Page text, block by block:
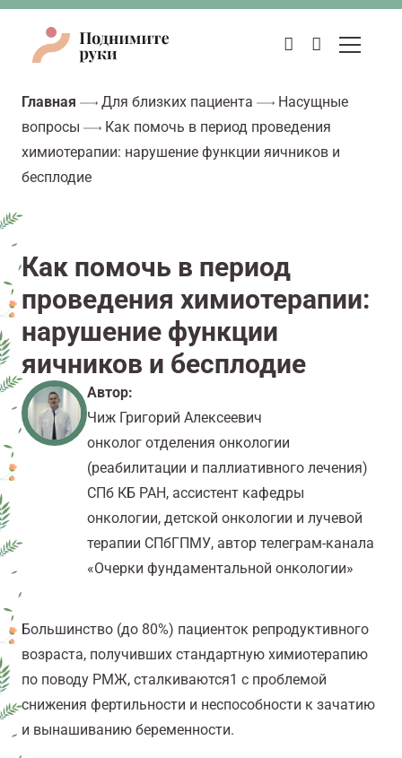
Главная Для близких пациента
Насущные
вопросы
Как помочь в период проведения
химиотерапии: нарушение функции яичников и
бесплодие
Как помочь в период
проведения химиотерапии:
нарушение функции
яичников и бесплодие
Автор:
Чиж Григорий Алексеевич
онколог отделения онкологии
(реабилитации и паллиативного лечения)
СПб КБ РАН, ассистент кафедры
онкологии, детской онкологии и лучевой
терапии СПбГПМУ, автор телеграм-канала
«Очерки фундаментальной онкологии»
Большинство (до 80%) пациенток репродуктивного
возраста, получивших стандартную химиотерапию
по поводу РМЖ, сталкиваются1 с проблемой
снижения фертильности и неспособности к зачатию
и вынашиванию беременности.